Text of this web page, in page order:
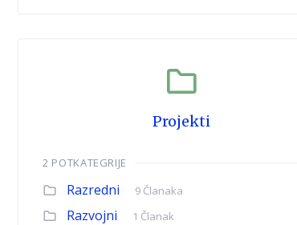
Projekti
2 POTKATEGRIJE
Razredni 9 Članaka
Razvojni 1 Članak